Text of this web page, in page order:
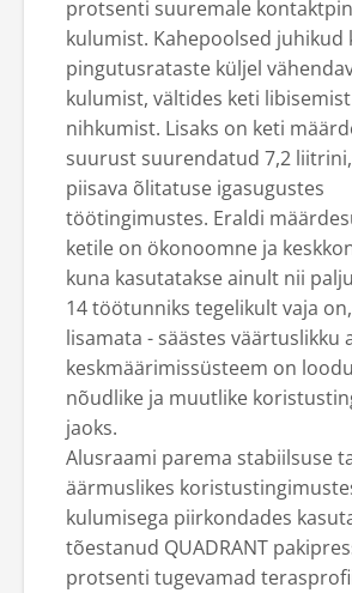
protsenti suuremale
kulumist. Kahepoolsed juhikud
pingutusrataste küljel
kulumist, vältides keti
nihkumist. Lisaks on keti
suurust suurendatud 7,2
piisava õlitatuse igasugustes
töötingimustes. Eraldi
ketile on ökonoomne ja
kuna kasutatakse ainult nii
14 töötunniks tegelikult vaja
lisamata - säästes väärtuslikku
keskmäärimissüsteem on
nõudlike ja muutlike
jaoks.
Alusraami parema stabiilsuse
äärmuslikes
kulumisega piirkondades
tõestanud QUADRANT
protsenti tugevamad